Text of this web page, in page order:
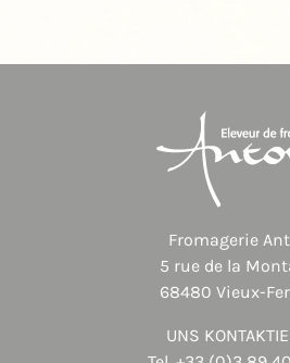
Fromagerie
5 rue de la
68480 Vieux-
UNS